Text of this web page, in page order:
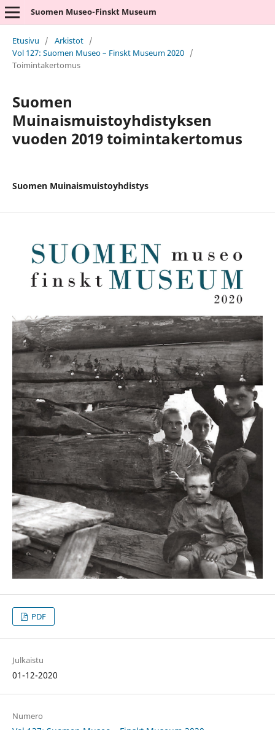
Suomen Museo-Finskt Museum
Etusivu / Arkistot /
Vol 127: Suomen Museo – Finskt Museum 2020 /
Toimintakertomus
Suomen
Muinaismuistoyhdistyksen
vuoden 2019 toimintakertomus
Suomen Muinaismuistoyhdistys
PDF
Julkaistu
01-12-2020
Numero